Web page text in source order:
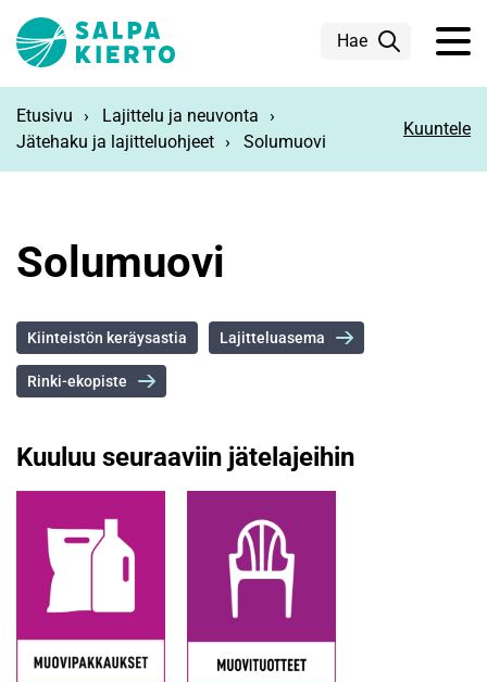
Hae
Etusivu
Lajittelu ja neuvonta
Jätehaku ja lajitteluohjeet
Solumuovi
Kuuntele
Solumuovi
Kiinteistön keräysastia Lajitteluasema
Rinki-ekopiste
Kuuluu seuraaviin jätelajeihin